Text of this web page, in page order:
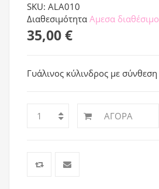
SKU: ALA010
Διαθεσιμότητα Αμεσα διαθέσιμο
35,00 €
Γυάλινος κύλινδρος με σύνθεση
ΑΓΟΡΆ